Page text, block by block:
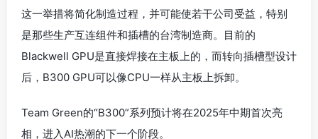
这一举措将简化制造过程，并可能使若干公司受益，特别
是那些生产互连组件和插槽的台湾制造商。目前的
Blackwell GPU是直接焊接在主板上的，而转向插槽型设计
后，B300 GPU可以像CPU一样从主板上拆卸。
Team Green的“B300”系列预计将在2025年中期首次亮
相，进入AI热潮的下一个阶段。